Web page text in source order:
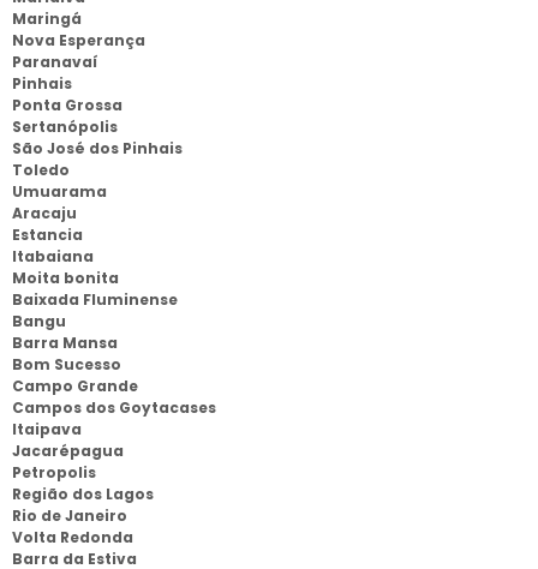
Maringá
Nova Esperança
Paranavaí
Pinhais
Ponta Grossa
Sertanópolis
São José dos Pinhais
Toledo
Umuarama
Aracaju
Estancia
Itabaiana
Moita bonita
Baixada Fluminense
Bangu
Barra Mansa
Bom Sucesso
Campo Grande
Campos dos Goytacases
Itaipava
Jacarépagua
Petropolis
Região dos Lagos
Rio de Janeiro
Volta Redonda
Barra da Estiva